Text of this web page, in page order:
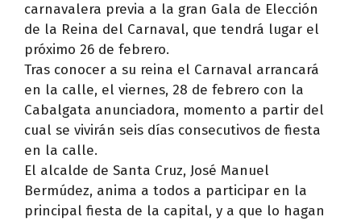
carnavalera previa a la gran Gala de Elección
de la Reina del Carnaval, que tendrá lugar el
próximo 26 de febrero.
Tras conocer a su reina el Carnaval arrancará
en la calle, el viernes, 28 de febrero con la
Cabalgata anunciadora, momento a partir del
cual se vivirán seis días consecutivos de fiesta
en la calle.
El alcalde de Santa Cruz, José Manuel
Bermúdez, anima a todos a participar en la
principal fiesta de la capital, y a que lo hagan